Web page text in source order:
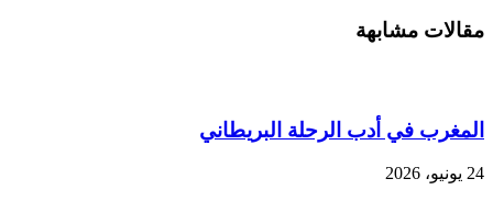
مقالات مشابهة
المغرب في أدب الرحلة البريطاني
24 يونيو، 2026